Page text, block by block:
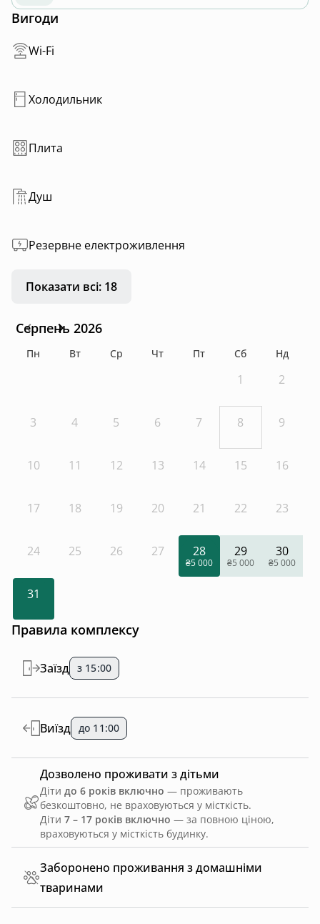
Вигоди
Wi-Fi
Холодильник
Плита
Душ
Резервне електроживлення
Показати всі: 18
Серпень 2026
Пн Вт Ср Чт Пт Сб Нд
1 2
3 4 5 6 7 8 9
10 11 12 13 14 15 16
17 18 19 20 21 22 23
24 25 26 27 28
₴5 000
29
₴5 000
30
₴5 000
31
Правила комплексу
Заборонено проживання з домашніми
тваринами
Заїзд з 15:00
Виїзд до 11:00
Дозволено проживати з дітьми
Діти до 6 років включно — проживають
безкоштовно, не враховуються у місткість.
Діти 7 – 17 років включно — за повною ціною,
враховуються у місткість будинку.